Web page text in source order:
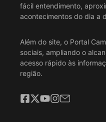
fácil entendimento,
acontecimentos do dia a
Além do site, o Portal
sociais, ampliando o
acesso rápido às
região.